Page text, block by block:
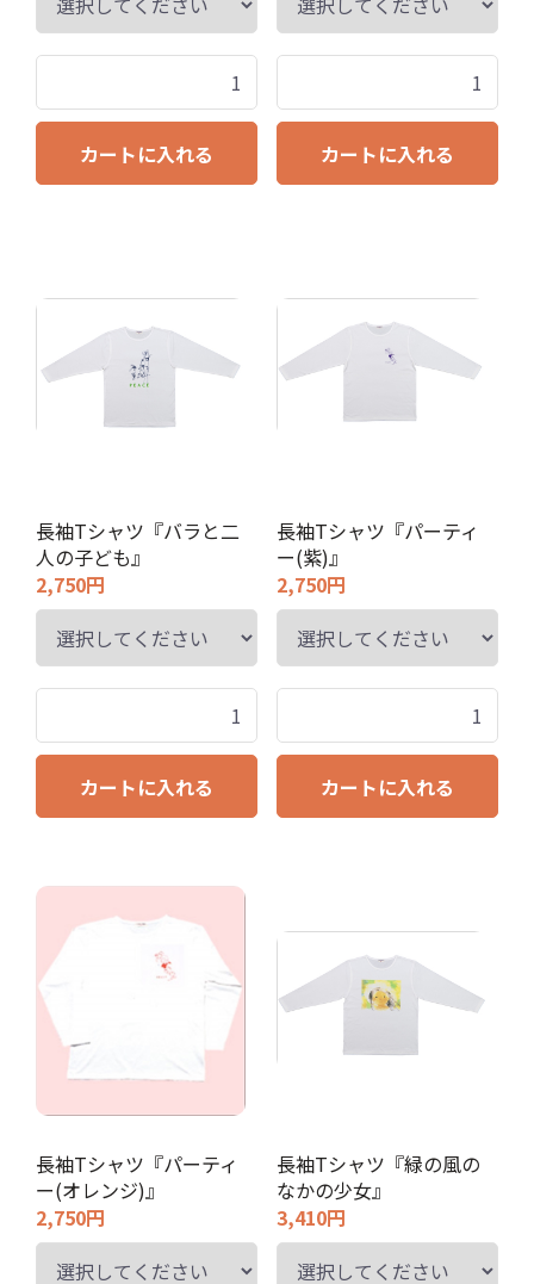
カートに入れる カートに入れる
長袖Tシャツ『バラと二
人の子ども』
2,750円
カートに入れる
長袖Tシャツ『パーティ
ー(紫)』
2,750円
カートに入れる
長袖Tシャツ『パーティ
ー(オレンジ)』
2,750円
長袖Tシャツ『緑の風の
なかの少女』
3,410円